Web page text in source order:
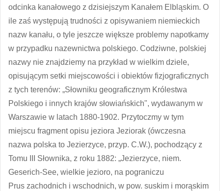
odcinka kanałowego z dzisiejszym Kanałem Elbląskim. O
ile zaś występują trudności z opisywaniem niemieckich
nazw kanału, o tyle jeszcze większe problemy napotkamy
w przypadku nazewnictwa polskiego. Codziwne, polskiej
nazwy nie znajdziemy na przykład w wielkim dziele,
opisującym setki miejscowości i obiektów fizjograficznych
z tych terenów: „Słowniku geograficznym Królestwa
Polskiego i innych krajów słowiańskich", wydawanym w
Warszawie w latach 1880-1902. Przytoczmy w tym
miejscu fragment opisu jeziora Jeziorak (ówczesna
nazwa polska to Jezierzyce, przyp. C.W.), pochodzący z
Tomu III Słownika, z roku 1882: „Jezierzyce, niem.
Geserich-See, wielkie jezioro, na pograniczu
Prus zachodnich i wschodnich, w pow. suskim i morąskim